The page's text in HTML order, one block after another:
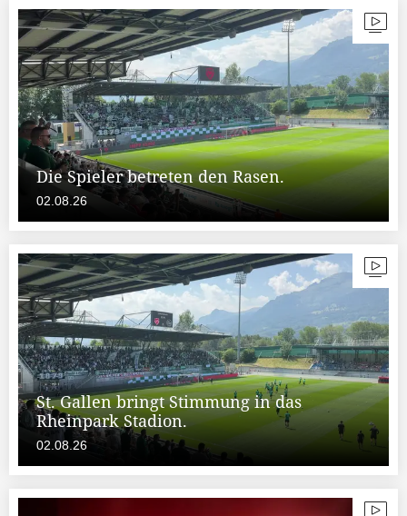
Die Spieler betreten den Rasen.
02.08.26
St. Gallen bringt Stimmung in das
Rheinpark Stadion.
02.08.26